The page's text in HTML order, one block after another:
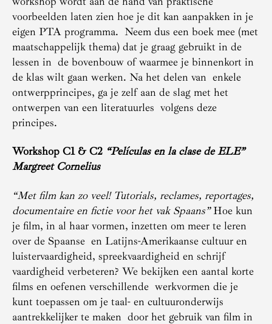
voorbeelden laten zien hoe je dit kan aanpakken in je
eigen PTA programma. Neem dus een boek mee (met
maatschappelijk thema) dat je graag gebruikt in de
lessen in de bovenbouw of waarmee je binnenkort in
de klas wilt gaan werken. Na het delen van enkele
ontwerpprincipes, ga je zelf aan de slag met het
ontwerpen van een literatuurles volgens deze
principes.
Workshop C1 & C2 “Películas en la clase de ELE”
Margreet Cornelius
“Met film kan zo veel! Tutorials, reclames, reportages,
documentaire en fictie voor het vak Spaans”Hoe kun
je film, in al haar vormen, inzetten om meer te leren
over de Spaanse en Latijns-Amerikaanse cultuur en
luistervaardigheid, spreekvaardigheid en schrijf
vaardigheid verbeteren? We bekijken een aantal korte
films en oefenen verschillende werkvormen die je
kunt toepassen om je taal- en cultuuronderwijs
aantrekkelijker te maken door het gebruik van film in